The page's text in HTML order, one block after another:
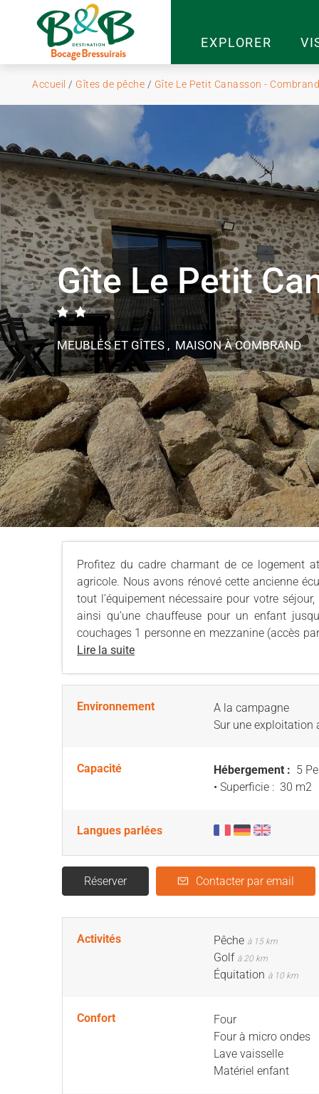
EXPLORER
Accueil / Gîtes de pêche / Gîte Le Petit Canasson - Combrand
Gîte Le Petit
MEUBLÉS ET GÎTES , MAISONÀ COMBRAND
Profitez du cadre charmant de ce logement
agricole. Nous avons rénové cette ancienne
tout l’équipement nécessaire pour votre
ainsi qu’une chauffeuse pour un enfant
couchages 1 personne en mezzanine (accès
Lire la suite
Environnement
A la campagne
Sur une exploitation
Capacité Hébergement : 5
• Superficie : 30 m2
Langues parlées
Réserver Contacter par email
Activités Pêche à 15 km
Golf à 20 km
Équitation à 10 km
Confort
Four
Four à micro ondes
Lave vaisselle
Matériel enfant